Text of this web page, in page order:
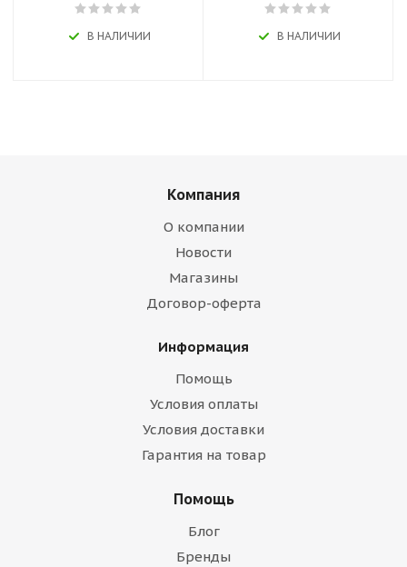
В НАЛИЧИИ В НАЛИЧИИ
Компания
О компании
Новости
Магазины
Договор-оферта
Информация
Помощь
Условия оплаты
Условия доставки
Гарантия на товар
Помощь
Блог
Бренды